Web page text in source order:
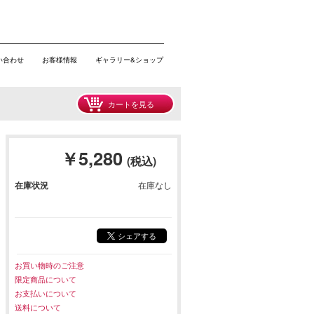
ギャラリー&ショップ
お客様情報
合わせ
カートを見る
￥5,280 (税込)
在庫状況 在庫なし
シェアする
お買い物時のご注意
限定商品について
お支払いについて
送料について